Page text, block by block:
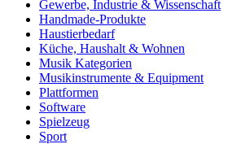
Gewerbe, Industrie & Wissenschaft
Handmade-Produkte
Haustierbedarf
Küche, Haushalt & Wohnen
Musik Kategorien
Musikinstrumente & Equipment
Plattformen
Software
Spielzeug
Sport